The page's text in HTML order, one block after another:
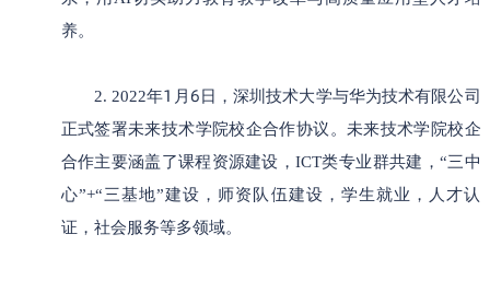
养。
2. 2022年1 月 6日，深圳技术大学与华为技术有限公司
正式签署未来技术学院校企合作协议。未来技术学院校企
合作主要涵盖了课程资源建设，ICT类专业群共建，“三中
心”+“三基地”建设，师资队伍建设，学生就业，人才认
证，社会服务等多领域。